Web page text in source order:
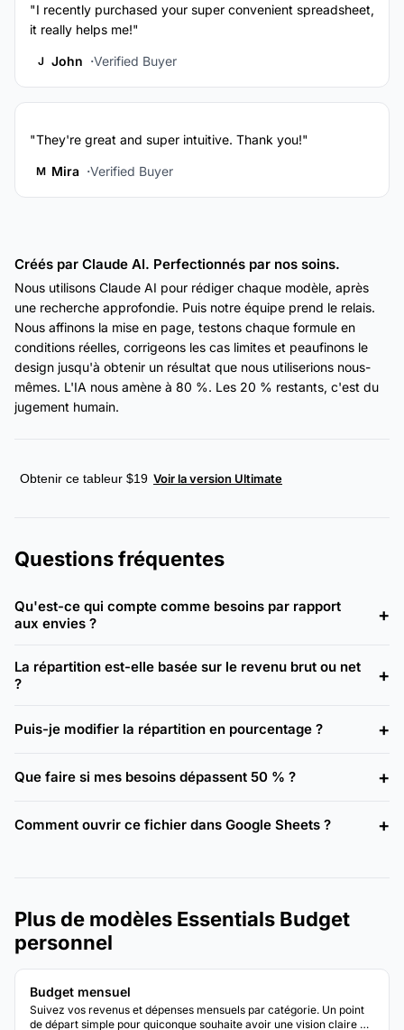
"I recently purchased your super convenient spreadsheet,
it really helps me!"
J John Verified Buyer
"They're great and super intuitive. Thank you!"
M Mira Verified Buyer
Créés par Claude AI. Perfectionnés par nos soins.
Nous utilisons Claude AI pour rédiger chaque modèle, après
une recherche approfondie. Puis notre équipe prend le relais.
Nous affinons la mise en page, testons chaque formule en
conditions réelles, corrigeons les cas limites et peaufinons le
design jusqu'à obtenir un résultat que nous utiliserions nous-
mêmes. L'IA nous amène à 80 %. Les 20 % restants, c'est du
jugement humain.
Obtenir ce tableur $19 Voir la version Ultimate
Questions fréquentes
Qu'est-ce qui compte comme besoins par rapport
aux envies ?
La répartition est-elle basée sur le revenu brut ou net
?
Puis-je modifier la répartition en pourcentage ?
Que faire si mes besoins dépassent 50 % ?
Comment ouvrir ce fichier dans Google Sheets ?
Plus de modèles Essentials Budget
personnel
Budget mensuel
Suivez vos revenus et dépenses mensuels par catégorie. Un point
de départ simple pour quiconque souhaite avoir une vision claire de